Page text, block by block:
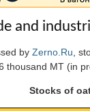
and
by Zerno.Ru ,
thousand MT (in
Stocks of